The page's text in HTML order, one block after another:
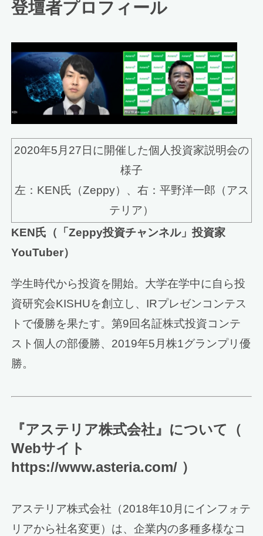
登壇者プロフィール
2020年5月27日に開催した個人投資家説明会の
様子
左：KEN氏（Zeppy）、右：平野洋一郎（アス
テリア）
KEN氏（「Zeppy投資チャンネル」投資家
YouTuber）
学生時代から投資を開始。大学在学中に自ら投
資研究会KISHUを創立し、IRプレゼンコンテス
トで優勝を果たす。第9回名証株式投資コンテ
スト個人の部優勝、2019年5月株1グランプリ優
勝。
『アステリア株式会社』について（
Webサイト
https://www.asteria.com/ ）
アステリア株式会社（2018年10月にインフォテ
リアから社名変更）は、企業内の多種多様なコ